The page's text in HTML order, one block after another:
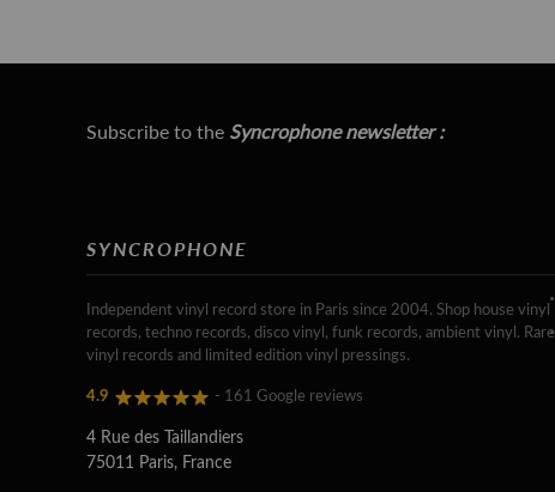
Subscribe to the Syncrophone newsletter :
SYNCROPHONE
Independent vinyl record store in Paris since 2004. Shop house vinyl
records, techno records, disco vinyl, funk records, ambient vinyl. Rare
vinyl records and limited edition vinyl pressings.
4.9 - 161 Google reviews
4 Rue des Taillandiers
75011 Paris, France